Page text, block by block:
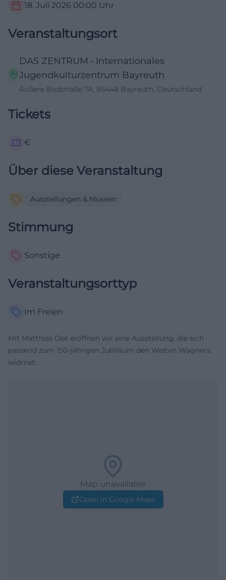
18. Juli 2026 00:00 Uhr
Veranstaltungsort
DAS ZENTRUM • Internationales
Jugendkulturzentrum Bayreuth
Äußere Badstraße 7A, 95448 Bayreuth, Deutschland
Tickets
€
Über diese Veranstaltung
Ausstellungen & Museen
Stimmung
Sonstige
Veranstaltungsorttyp
Im Freien
Mit Matthias Ose eröffnen wir eine Ausstellung, die sich
passend zum 150-jährigen Jubiläum den Welten Wagners
widmet.
Map unavailable
Open in Google Maps